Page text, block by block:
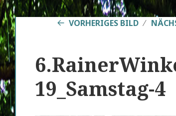
VORHERIGES BILD
19_Samstag-4